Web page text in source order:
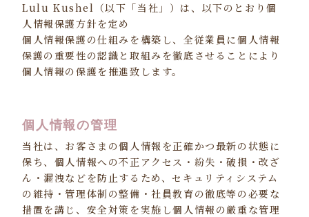
Lulu Kushel（以下「当社」）は、以下のとおり個
人情報保護方針を定め
個人情報保護の仕組みを構築し、全従業員に個人情報
保護の重要性の認識と取組みを徹底させることにより
個人情報の保護を推進致します。
個人情報の管理
当社は、お客さまの個人情報を正確かつ最新の状態に
保ち、個人情報への不正アクセス・紛失・破損・改ざ
ん・漏洩などを防止するため、セキュリティシステム
の維持・管理体制の整備・社員教育の徹底等の必要な
措置を講じ、安全対策を実施し個人情報の厳重な管理